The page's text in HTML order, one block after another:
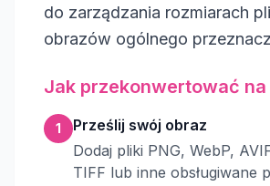
do zarządzania rozmiarach
obrazów ogólnego
Jak przekonwertować na
1
Prześlij swój obraz
Dodaj pliki PNG, WebP,
TIFF lub inne obsługiwane